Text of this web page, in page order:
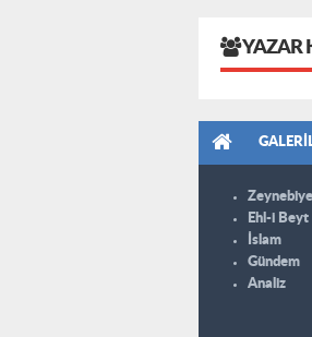
YAZAR
Zeynebiye
Ehl-i Beyt
İslam
Gündem
Analiz